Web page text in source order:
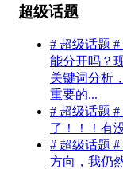
超级话题
# 超级话题
能分开吗？
关键词分析
重要的...
# 超级话题
了！！！有
# 超级话题
方向，我仍